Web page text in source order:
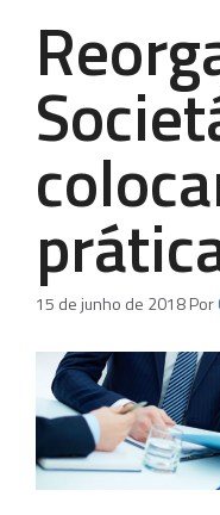
15 de junho de 2018Por